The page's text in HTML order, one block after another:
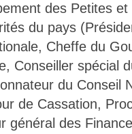
des Petites
du pays
Cheffe du
Conseiller spécial
du Conseil
de Cassation,
général des